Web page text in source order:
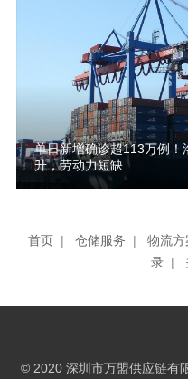
单日新增确诊超113万例！
升，劳动力短缺
首页 | 仓储服务 | 物流方
录 |
© 2020 深圳市万盟供应链有